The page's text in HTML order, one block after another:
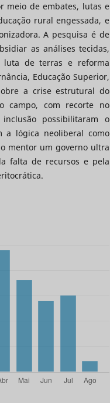
meio de embates, lutas e
rural engessada, e
A pesquisa é de
as análises tecidas,
luta de terras e reforma
Educação Superior,
a crise estrutural do
campo, com recorte no
possibilitaram o
a lógica neoliberal como
mentor um governo ultra
falta de recursos e pela